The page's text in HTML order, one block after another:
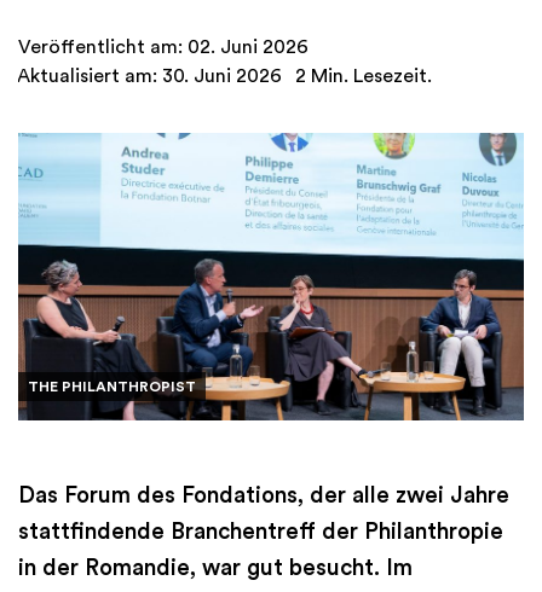
Veröffentlicht am: 02. Juni 2026
Aktualisiert am: 30. Juni 2026
2 Min. Lesezeit.
THE PHILANTHROPIST
Das Forum des Fondations, der alle zwei Jahre
stattfindende Branchentreff der Philanthropie
in der Romandie, war gut besucht. Im